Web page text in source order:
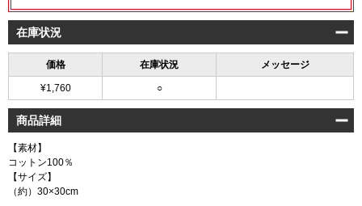
在庫状況
価格 在庫状況 メッセージ
¥1,760 ○
商品詳細
【素材】
コットン100％
【サイズ】
（約）30×30cm